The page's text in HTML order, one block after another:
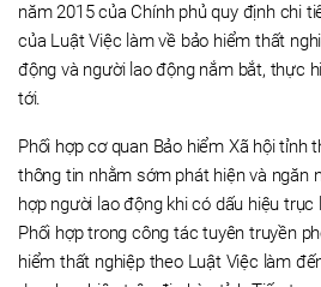
năm 2015 của Chính phủ quy định chi
của Luật Việc làm về bảo hiểm thất
động và người lao động nắm bắt, thực
tới.
Phối hợp cơ quan Bảo hiểm Xã hội tỉnh
thông tin nhằm sớm phát hiện và ngăn
hợp người lao động khi có dấu hiệu trục
Phối hợp trong công tác tuyên truyền
hiểm thất nghiệp theo Luật Việc làm